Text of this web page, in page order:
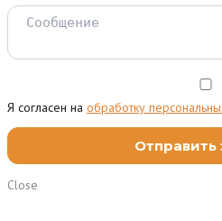
Я согласен на обработку
Close